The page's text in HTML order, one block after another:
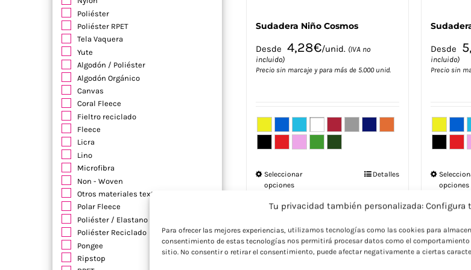
Tu privacidad también personalizada: Configura
Para ofrecer las mejores experiencias, utilizamos tecnologías como las cookies para
consentimiento de estas tecnologías nos permitirá procesar datos como el
sitio. No consentir o retirar el consentimiento, puede afectar negativamente a ciertas
Sudadera Niño Cosmos
Desde 4,28€/unid. (IVA no
incluido)
Precio sin marcaje y para más de 5.000 unid.
Seleccionar
opciones
tiene
múltiples
variantes.
Las
opciones
Detalles
Desde
incluido)
Precio sin
opciones
Poliéster
Poliéster RPET
Tela Vaquera
Yute
Algodón / Poliéster
Algodón Orgánico
Canvas
Coral Fleece
Fieltro reciclado
Fleece
Licra
Lino
Microfibra
Non - Woven
Otros materiales textiles
Polar Fleece
Poliéster / Elastano
Poliéster Reciclado
Pongee
Ripstop